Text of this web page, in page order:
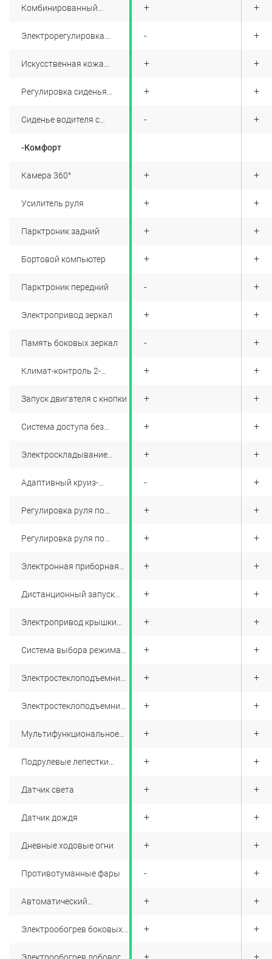
Комбинированный
Электрорегулировка
Искусственная кожа
Регулировка сиденья
Сиденье водителя с
-Комфорт
Камера 360°
Усилитель руля
Парктроник задний
Бортовой компьютер
Парктроник передний
Электропривод зеркал
Память боковых зеркал
Климат-контроль 2-
Запуск двигателя с кнопки
Система доступа без
Электроскладывание
Адаптивный круиз-
Регулировка руля по
Регулировка руля по
Электронная приборная
Дистанционный запуск
Электропривод крышки
Система выбора режима
Электростеклоподъемники
Электростеклоподъемники
Мультифункциональное
Подрулевые лепестки
Датчик света
Датчик дождя
Дневные ходовые огни
Противотуманные фары
Автоматический
Электрообогрев боковых
+
+
+
+
+
+
+
+
+
+
+
+
+
+
+
+
+
+
+
+
+
+
+
+
+
+
+
+
+
+
+
+
+
+
-
+
+
-
+
+
+
+
-
+
-
+
+
+
+
-
+
+
+
+
+
+
+
+
+
+
+
+
+
-
+
+
+
+
+
+
+
+
+
+
+
+
+
+
+
+
+
+
+
+
+
+
+
+
+
+
+
+
+
+
+
+
+
+
+